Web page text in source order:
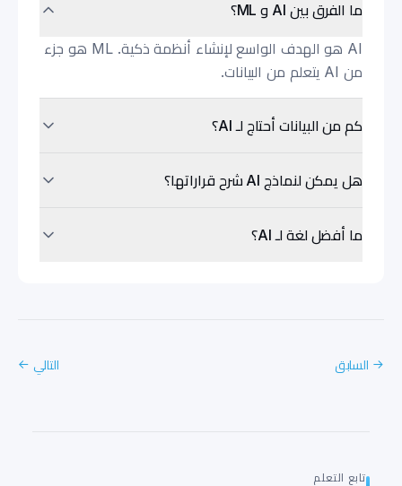
ما الفرق بين AI و ML؟
AI هو الهدف الواسع لإنشاء أنظمة ذكية. ML هو جزء
من AI يتعلم من البيانات.
كم من البيانات أحتاج لـ AI؟
هل يمكن لنماذج AI شرح قراراتها؟
ما أفضل لغة لـ AI؟
← السابق التالي →
تابع التعلم